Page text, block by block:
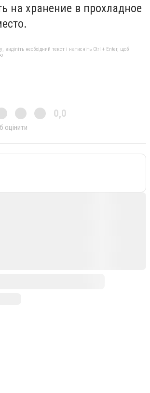
на хранение в прохладное
необхідний текст і натисніть Ctrl + Enter, щоб
0,0
оцінити